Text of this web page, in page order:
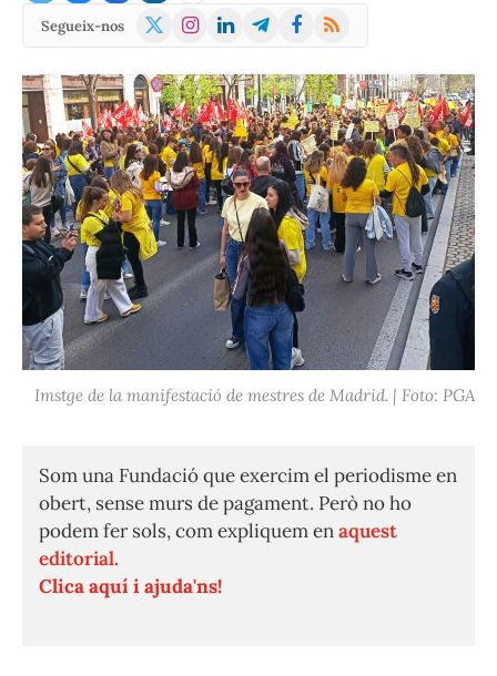
Segueix-nos
X
Instagram
LinkedInTelegramFacebook
RSS
Imstge de la manifestació de mestres de Madrid. | Foto: PGA
Som una Fundació que exercim el periodisme en
obert, sense murs de pagament. Però no ho
podem fer sols, com expliquem enaquest
editorial.
Clica aquí i ajuda'ns!